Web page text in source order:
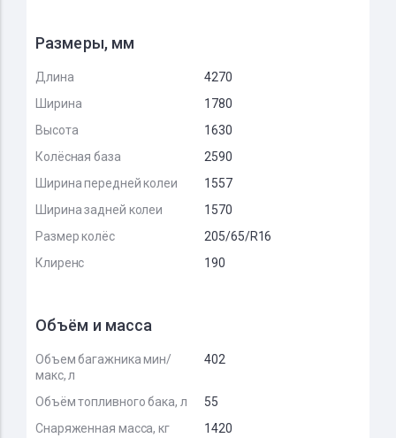
Размеры, мм
Длина
4270
Ширина
1780
Высота
1630
Колёсная база
2590
Ширина передней колеи
1557
Ширина задней колеи
1570
Размер колёс
205/65/R16
Клиренс
190
Объём и масса
Объем багажника мин/
макс, л
402
Объём топливного бака, л
55
Снаряженная масса, кг
1420